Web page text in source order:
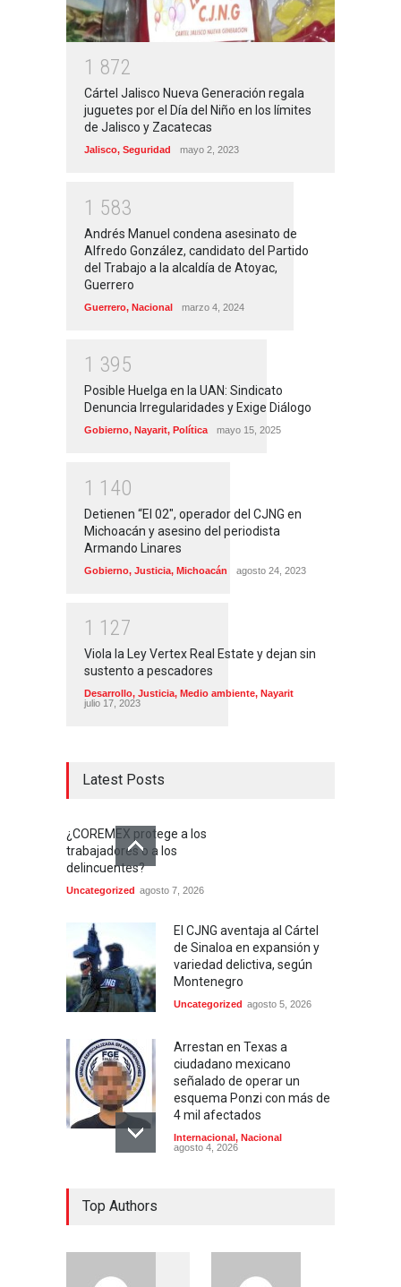
1 872
Cártel Jalisco Nueva Generación regala
juguetes por el Día del Niño en los límites
de Jalisco y Zacatecas
Jalisco, Seguridad mayo 2, 2023
1 583
Andrés Manuel condena asesinato de
Alfredo González, candidato del Partido
del Trabajo a la alcaldía de Atoyac,
Guerrero
Guerrero, Nacional marzo 4, 2024
1 395
Posible Huelga en la UAN: Sindicato
Denuncia Irregularidades y Exige Diálogo
Gobierno, Nayarit, Política mayo 15, 2025
1 1 40
Detienen “El 02″, operador del CJNG en
Michoacán y asesino del periodista
Armando Linares
Gobierno, Justicia, Michoacán agosto 24, 2023
1 1 27
Viola la Ley Vertex Real Estate y dejan sin
sustento a pescadores
Desarrollo, Justicia, Medio ambiente, Nayarit
julio 17, 2023
Latest Posts
¿COREMEX protege a los
trabajadores o a los
delincuentes?
Uncategorized agosto 7, 2026
El CJNG aventaja al Cártel
de Sinaloa en expansión y
variedad delictiva, según
Montenegro
Uncategorized agosto 5, 2026
Arrestan en Texas a
ciudadano mexicano
señalado de operar un
esquema Ponzi con más de
4 mil afectados
Internacional, Nacional
agosto 4, 2026
lugar y horario de la
Top Authors